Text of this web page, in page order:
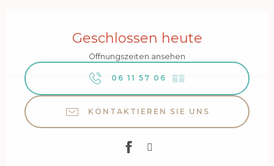
Geschlossen heute
Öffnungszeiten ansehen
06 11 57 06 ▒▒
KONTAKTIEREN SIE UNS